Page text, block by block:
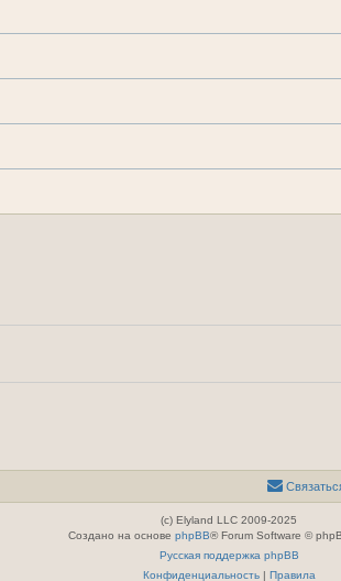
(c) Elyland LLC 2009-2025
Создано на основе phpBB® Forum Software ©
Русская поддержка phpBB
Конфиденциальность| Правила